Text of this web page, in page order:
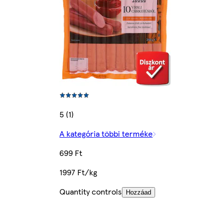
5 (1)
A kategória többi terméke
699 Ft
1997 Ft/kg
Quantity controls
Hozzáad